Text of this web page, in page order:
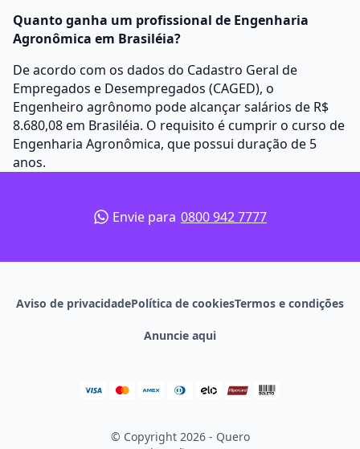
Quanto ganha um profissional de Engenharia
Agronômica em Brasiléia?
De acordo com os dados do Cadastro Geral de
Empregados e Desempregados (CAGED), o
Engenheiro agrônomo pode alcançar salários de R$
8.680,08 em Brasiléia. O requisito é cumprir o curso de
Engenharia Agronômica, que possui duração de 5
anos.
Envie para 0800 942 7777
Aviso de privacidadePolítica de cookiesTermos e condições
Anuncie aqui
© Copyright 2026 - Quero